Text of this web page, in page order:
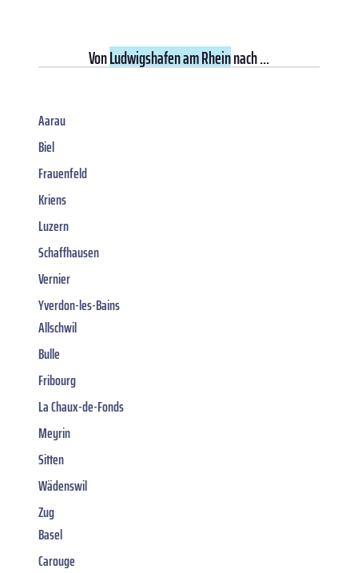
VonLudwigshafen am Rheinnach ...
Aarau
Biel
Frauenfeld
Kriens
Luzern
Schaffhausen
Vernier
Yverdon-les-Bains
Allschwil
Bulle
Fribourg
La Chaux-de-Fonds
Meyrin
Sitten
Wädenswil
Zug
Basel
Carouge